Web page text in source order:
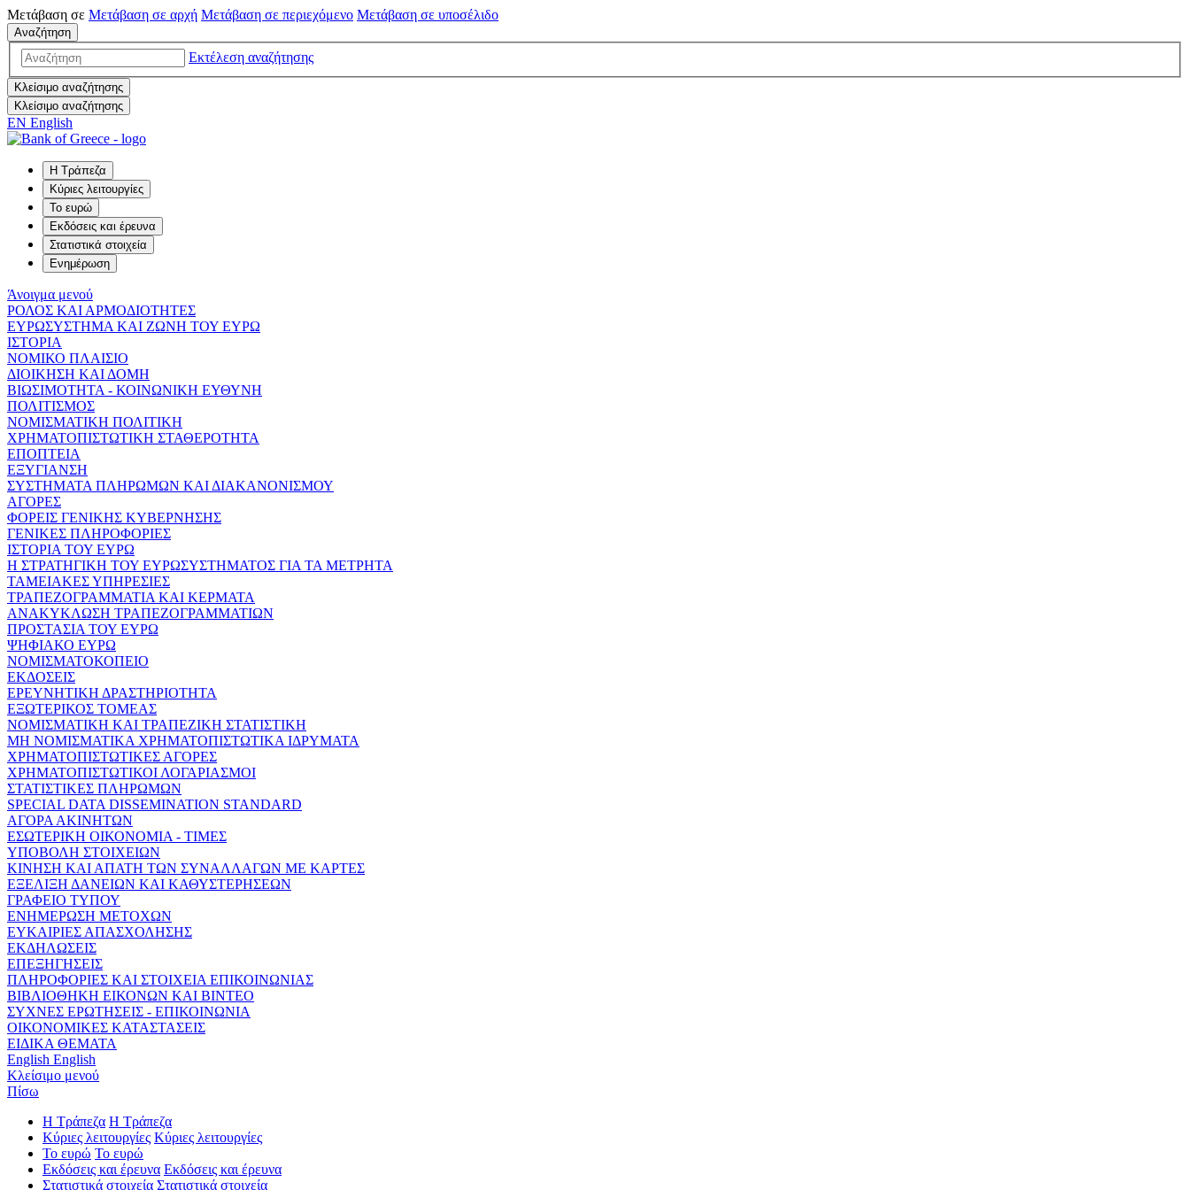
Μετάβαση σε Μετάβαση σε αρχή Μετάβαση σε περιεχόμενο Μετάβαση σε υποσέλιδο
Αναζήτηση
Εκτέλεση αναζήτησης
Κλείσιμο αναζήτησης
Κλείσιμο αναζήτησης
EN English
Η Τράπεζα
Κύριες λειτουργίες
Το ευρώ
Εκδόσεις και έρευνα
Στατιστικά στοιχεία
Ενημέρωση
Άνοιγμα μενού
ΡΟΛΟΣ ΚΑΙ ΑΡΜΟΔΙΟΤΗΤΕΣ
ΕΥΡΩΣΥΣΤΗΜΑ ΚΑΙ ΖΩΝΗ ΤΟΥ ΕΥΡΩ
ΙΣΤΟΡΙΑ
ΝΟΜΙΚΟ ΠΛΑΙΣΙΟ
ΔΙΟΙΚΗΣΗ ΚΑΙ ΔΟΜΗ
ΒΙΩΣΙΜΟΤΗΤΑ - ΚΟΙΝΩΝΙΚΗ ΕΥΘΥΝΗ
ΠΟΛΙΤΙΣΜΟΣ
ΝΟΜΙΣΜΑΤΙΚΗ ΠΟΛΙΤΙΚΗ
ΧΡΗΜΑΤΟΠΙΣΤΩΤΙΚΗ ΣΤΑΘΕΡΟΤΗΤΑ
ΕΠΟΠΤΕΙΑ
ΕΞΥΓΙΑΝΣΗ
ΣΥΣΤΗΜΑΤΑ ΠΛΗΡΩΜΩΝ ΚΑΙ ΔΙΑΚΑΝΟΝΙΣΜΟΥ
ΑΓΟΡΕΣ
ΦΟΡΕΙΣ ΓΕΝΙΚΗΣ ΚΥΒΕΡΝΗΣΗΣ
ΓΕΝΙΚΕΣ ΠΛΗΡΟΦΟΡΙΕΣ
ΙΣΤΟΡΙΑ ΤΟΥ ΕΥΡΩ
Η ΣΤΡΑΤΗΓΙΚΗ ΤΟΥ ΕΥΡΩΣΥΣΤΗΜΑΤΟΣ ΓΙΑ ΤΑ ΜΕΤΡΗΤΑ
ΤΑΜΕΙΑΚΕΣ ΥΠΗΡΕΣΙΕΣ
ΤΡΑΠΕΖΟΓΡΑΜΜΑΤΙΑ ΚΑΙ ΚΕΡΜΑΤΑ
ΑΝΑΚΥΚΛΩΣΗ ΤΡΑΠΕΖΟΓΡΑΜΜΑΤΙΩΝ
ΠΡΟΣΤΑΣΙΑ ΤΟΥ ΕΥΡΩ
ΨΗΦΙΑΚΟ ΕΥΡΩ
ΝΟΜΙΣΜΑΤΟΚΟΠΕΙΟ
ΕΚΔΟΣΕΙΣ
ΕΡΕΥΝΗΤΙΚΗ ΔΡΑΣΤΗΡΙΟΤΗΤΑ
ΕΞΩΤΕΡΙΚΟΣ ΤΟΜΕΑΣ
ΝΟΜΙΣΜΑΤΙΚΗ ΚΑΙ ΤΡΑΠΕΖΙΚΗ ΣΤΑΤΙΣΤΙΚΗ
ΜΗ ΝΟΜΙΣΜΑΤΙΚΑ ΧΡΗΜΑΤΟΠΙΣΤΩΤΙΚΑ ΙΔΡΥΜΑΤΑ
ΧΡΗΜΑΤΟΠΙΣΤΩΤΙΚΕΣ ΑΓΟΡΕΣ
ΧΡΗΜΑΤΟΠΙΣΤΩΤΙΚΟΙ ΛΟΓΑΡΙΑΣΜΟΙ
ΣΤΑΤΙΣΤΙΚΕΣ ΠΛΗΡΩΜΩΝ
SPECIAL DATA DISSEMINATION STANDARD
ΑΓΟΡΑ ΑΚΙΝΗΤΩΝ
ΕΣΩΤΕΡΙΚΗ ΟΙΚΟΝΟΜΙΑ - ΤΙΜΕΣ
ΥΠΟΒΟΛΗ ΣΤΟΙΧΕΙΩΝ
ΚΙΝΗΣΗ ΚΑΙ ΑΠΑΤΗ ΤΩΝ ΣΥΝΑΛΛΑΓΩΝ ΜΕ ΚΑΡΤΕΣ
ΕΞΕΛΙΞΗ ΔΑΝΕΙΩΝ ΚΑΙ ΚΑΘΥΣΤΕΡΗΣΕΩΝ
ΓΡΑΦΕΙΟ ΤΥΠΟΥ
ΕΝΗΜΕΡΩΣΗ ΜΕΤΟΧΩΝ
ΕΥΚΑΙΡΙΕΣ ΑΠΑΣΧΟΛΗΣΗΣ
ΕΚΔΗΛΩΣΕΙΣ
ΕΠΕΞΗΓΗΣΕΙΣ
ΠΛΗΡΟΦΟΡΙΕΣ ΚΑΙ ΣΤΟΙΧΕΙΑ ΕΠΙΚΟΙΝΩΝΙΑΣ
ΒΙΒΛΙΟΘΗΚΗ ΕΙΚΟΝΩΝ ΚΑΙ ΒΙΝΤΕΟ
ΣΥΧΝΕΣ ΕΡΩΤΗΣΕΙΣ - ΕΠΙΚΟΙΝΩΝΙΑ
ΟΙΚΟΝΟΜΙΚΕΣ ΚΑΤΑΣΤΑΣΕΙΣ
ΕΙΔΙΚΑ ΘΕΜΑΤΑ
English English
Κλείσιμο μενού
Πίσω
Η Τράπεζα Η Τράπεζα
Κύριες λειτουργίες Κύριες λειτουργίες
Το ευρώ Το ευρώ
Εκδόσεις και έρευνα Εκδόσεις και έρευνα
Στατιστικά στοιχεία Στατιστικά στοιχεία